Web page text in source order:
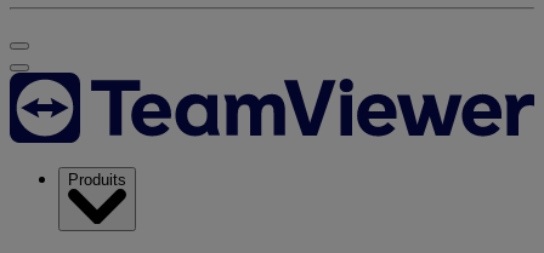
Produits